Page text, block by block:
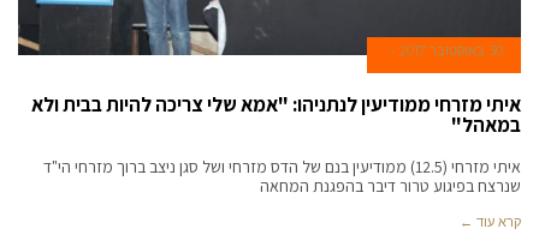
30 באוקטובר 2017
איתי מזרחי ממודיעין לנתניהו: "אמא שלי צריכה להיות בבית ולא
במאהל"
איתי מזרחי (12.5) ממודיעין בנם של הדס מזרחי ושל סגן ניצב ברוך מזרחי הי"ד
שנרצח בפיגוע טרור דיבר בהפגנת המחאה
קרא עוד ←